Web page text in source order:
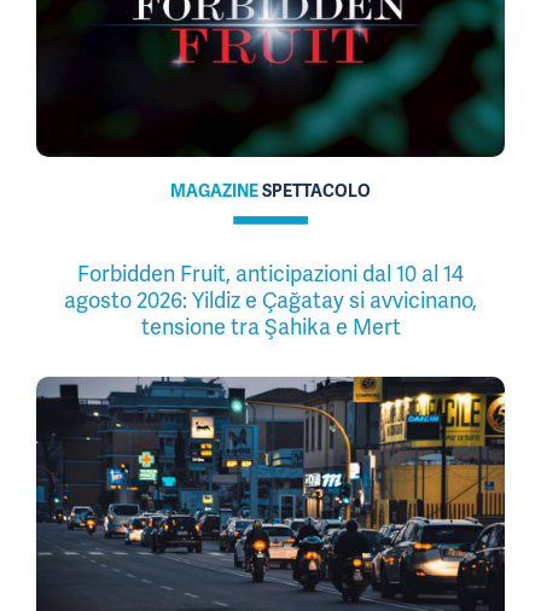
MAGAZINESPETTACOLO
Forbidden Fruit, anticipazioni dal 10 al 14
agosto 2026: Yildiz e Çağatay si avvicinano,
tensione tra Şahika e Mert